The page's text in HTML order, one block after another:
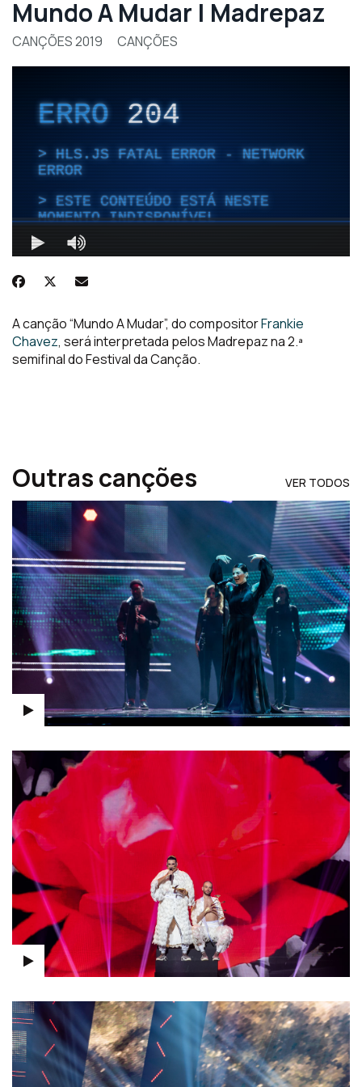
Mundo A Mudar | Madrepaz
CANÇÕES 2019 CANÇÕES
A canção “Mundo A Mudar”, do compositorFrankie
Chavez, será interpretada pelos Madrepaz na 2.ª
semifinal do Festival da Canção.
Outras canções VER TODOS